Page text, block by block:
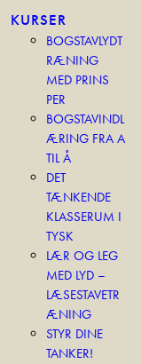
KURSER
BOGSTAVLYDT
RÆNING
MED PRINS
PER
BOGSTAVINDL
ÆRING FRA A
TIL Å
DET
TÆNKENDE
KLASSERUM I
TYSK
LÆR OG LEG
MED LYD –
LÆSESTAVETR
ÆNING
STYR DINE
TANKER!